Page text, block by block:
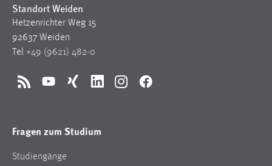
Standort Weiden
Hetzenrichter Weg 15
92637 Weiden
Tel +49 (9621) 482-0
RSS YouTubeXing LinkedInInstagramFacebook
Fragen zum Studium
Studiengänge